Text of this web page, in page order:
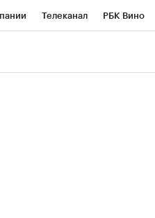
Телеканал РБК Вино